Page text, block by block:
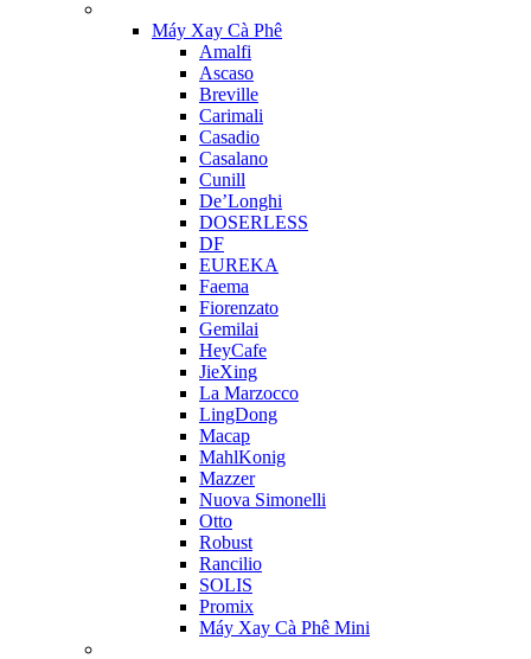
Máy Xay Cà Phê
Amalfi
Ascaso
Breville
Carimali
Casadio
Casalano
Cunill
De’Longhi
DOSERLESS
DF
EUREKA
Faema
Fiorenzato
Gemilai
HeyCafe
JieXing
La Marzocco
LingDong
Macap
MahlKonig
Mazzer
Nuova Simonelli
Otto
Robust
Rancilio
SOLIS
Promix
Máy Xay Cà Phê Mini